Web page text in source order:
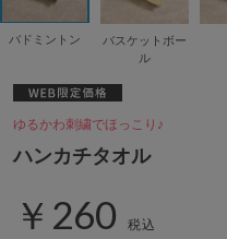
バドミントン
バスケットボー
ル
ゆるかわ刺繍でほっこり♪
ハンカチタオル
￥260 税込